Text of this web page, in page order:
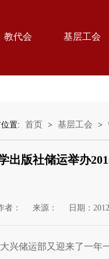
教代会 基层工会
置: 首页 > 基层工会 >
出版社储运举办
者： 来源： 日期：
兴储运部又迎来了一